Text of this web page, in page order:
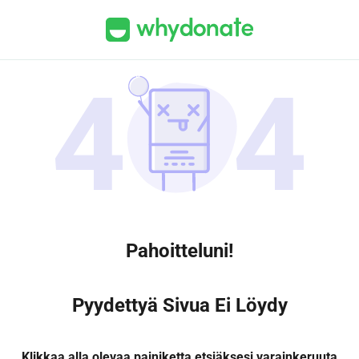
Pahoitteluni!
Pyydettyä Sivua Ei Löydy